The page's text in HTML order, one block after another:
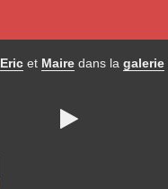
Eric et Maire dans la galerie
